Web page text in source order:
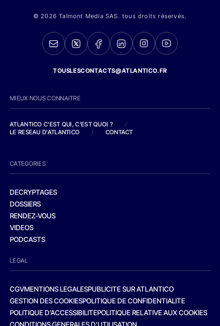
© 2026 Talmont Media SAS. tous droits réservés.
TOUSLESCONTACTS@ATLANTICO.FR
MIEUX NOUS CONNAITRE
ATLANTICO C'EST QUI, C'EST QUOI ?
/
LE RESEAU D'ATLANTICO
/ CONTACT
CATEGORIES
DECRYPTAGES
DOSSIERS
RENDEZ-VOUS
VIDEOS
PODCASTS
LEGAL
CGVMENTIONS LEGALESPUBLICITE SUR ATLANTICO
GESTION DES COOKIESPOLITIQUE DE CONFIDENTIALITE
POLITIQUE D’ACCESSIBILITEPOLITIQUE RELATIVE AUX COOKIES
CONDITIONS GENERALES D’UTILISATION